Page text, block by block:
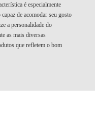
é especialmente
de acomodar seu gosto
a personalidade do
as mais diversas
que refletem o bom